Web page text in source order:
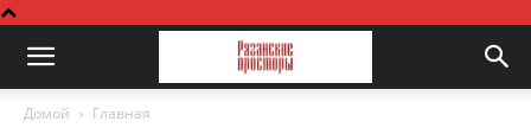
Домой Главная